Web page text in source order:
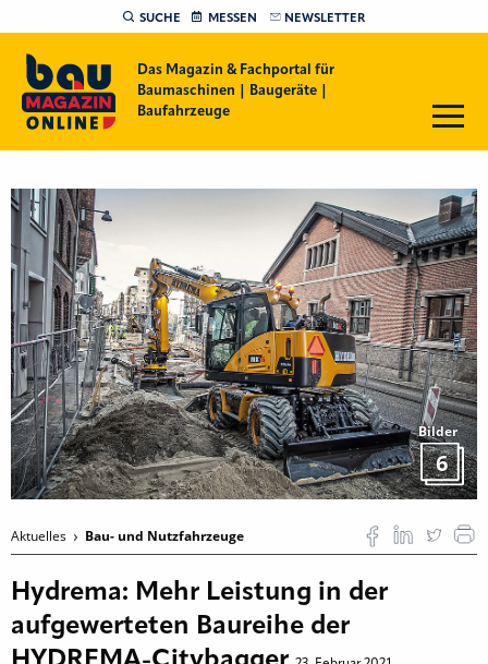
SUCHE MESSEN NEWSLETTER
Das Magazin & Fachportal für
Baumaschinen | Baugeräte |
Baufahrzeuge
Bilder
6
Aktuelles Bau- und Nutzfahrzeuge
Hydrema: Mehr Leistung in der
aufgewerteten Baureihe der